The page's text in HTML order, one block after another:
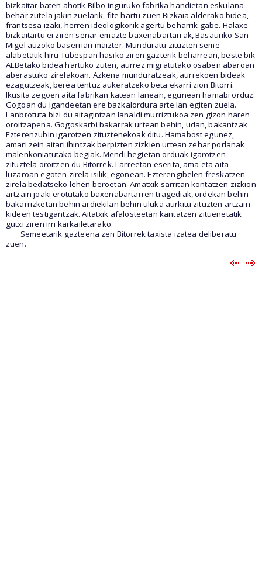
bizkaitar baten ahotik Bilbo inguruko fabrika handietan eskulana
behar zutela jakin zuelarik, fite hartu zuen Bizkaia alderako bidea,
frantsesa izaki, herren ideologikorik agertu beharrik gabe. Halaxe
bizkaitartu ei ziren senar-emazte baxenabartarrak, Basauriko San
Migel auzoko baserrian maizter. Munduratu zituzten seme-
alabetatik hiru Tubespan hasiko ziren gazterik beharrean, beste bik
AEBetako bidea hartuko zuten, aurrez migratutako osaben abaroan
aberastuko zirelakoan. Azkena munduratzeak, aurrekoen bideak
ezagutzeak, berea tentuz aukeratzeko beta ekarri zion Bitorri.
Ikusita zegoen aita fabrikan katean lanean, egunean hamabi orduz.
Gogoan du igandeetan ere bazkalordura arte lan egiten zuela.
Lanbrotuta bizi du aitagintzan lanaldi murriztukoa zen gizon haren
oroitzapena. Gogoskarbi bakarrak urtean behin, udan, bakantzak
Ezterenzubin igarotzen zituztenekoak ditu. Hamabost egunez,
amari zein aitari ihintzak berpizten zizkien urtean zehar porlanak
malenkoniatutako begiak. Mendi hegietan orduak igarotzen
zituztela oroitzen du Bitorrek. Larreetan eserita, ama eta aita
luzaroan egoten zirela isilik, egonean. Ezterengibelen freskatzen
zirela bedatseko lehen beroetan. Amatxik sarritan kontatzen zizkion
artzain joaki erotutako baxenabartarren tragediak, ordekan behin
bakarrizketan behin ardiekilan behin uluka aurkitu zituzten artzain
kideen testigantzak. Aitatxik afalosteetan kantatzen zituenetatik
gutxi ziren irri karkailetarako.
Semeetarik gazteena zen Bitorrek taxista izatea deliberatu
zuen.